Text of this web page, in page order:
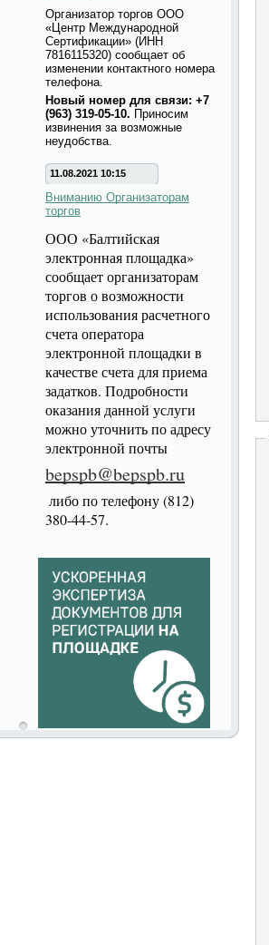
Организатор торгов ООО
«Центр Международной
Сертификации» (ИНН
7816115320) сообщает об
изменении контактного номера
телефона.
Новый номер для связи: +7
(963) 319-05-10. Приносим
извинения за возможные
неудобства.
11.08.2021 10:15
Вниманию Организаторам
торгов
ООО «Балтийская
электронная площадка»
сообщает организаторам
торгов о возможности
использования расчетного
счета оператора
электронной площадки в
качестве счета для приема
задатков. Подробности
оказания данной услуги
можно уточнить по адресу
электронной почты
bepspb@bepspb.ru
либо по телефону (812)
380-44-57.